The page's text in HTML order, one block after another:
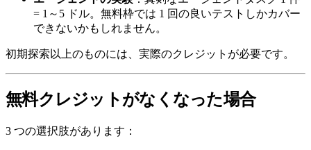
= 1～5 ドル。無料枠では 1 回の良いテストしかカバー
できないかもしれません。
初期探索以上のものには、実際のクレジットが必要です。
無料クレジットがなくなった場合
3 つの選択肢があります：